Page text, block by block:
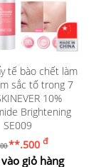
tế bào chết làm
sắc tố trong 7
10%
Brightening
SE009
**.500 đ
giỏ hàng